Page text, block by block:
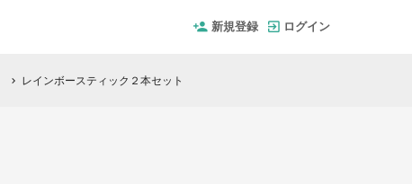
新規登録 ログイン
chevron_right レインボースティック２本セット